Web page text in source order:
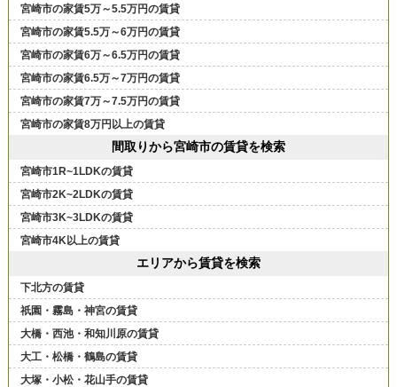
宮崎市の家賃5万～5.5万円の賃貸
宮崎市の家賃5.5万～6万円の賃貸
宮崎市の家賃6万～6.5万円の賃貸
宮崎市の家賃6.5万～7万円の賃貸
宮崎市の家賃7万～7.5万円の賃貸
宮崎市の家賃8万円以上の賃貸
間取りから宮崎市の賃貸を検索
宮崎市1R~1LDKの賃貸
宮崎市2K~2LDKの賃貸
宮崎市3K~3LDKの賃貸
宮崎市4K以上の賃貸
エリアから賃貸を検索
下北方の賃貸
祇園・霧島・神宮の賃貸
大橋・西池・和知川原の賃貸
大工・松橋・鶴島の賃貸
大塚・小松・花山手の賃貸